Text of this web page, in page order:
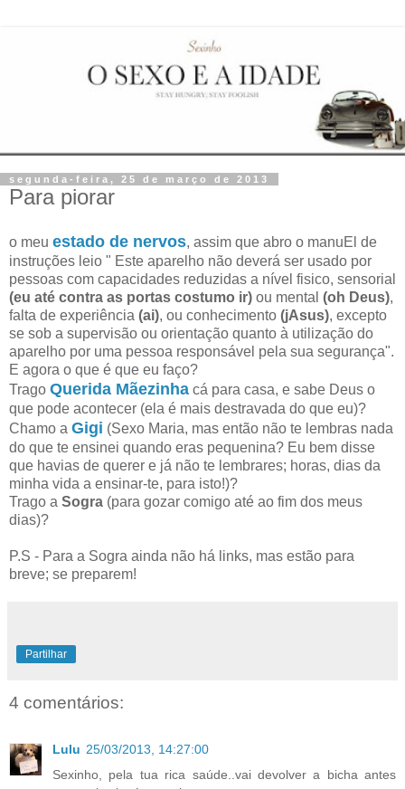
segunda-feira, 25 de março de 2013
Para piorar
o meu estado de nervos, assim que abro o manuEl de
instruções leio " Este aparelho não deverá ser usado por
pessoas com capacidades reduzidas a nível fisico, sensorial
(eu até contra as portas costumo ir) ou mental (oh Deus),
falta de experiência (ai), ou conhecimento (jAsus), excepto
se sob a supervisão ou orientação quanto à utilização do
aparelho por uma pessoa responsável pela sua segurança".
E agora o que é que eu faço?
Trago Querida Mãezinha cá para casa, e sabe Deus o
que pode acontecer (ela é mais destravada do que eu)?
Chamo a Gigi (Sexo Maria, mas então não te lembras nada
do que te ensinei quando eras pequenina? Eu bem disse
que havias de querer e já não te lembrares; horas, dias da
minha vida a ensinar-te, para isto!)?
Trago a Sogra (para gozar comigo até ao fim dos meus
dias)?
P.S - Para a Sogra ainda não há links, mas estão para
breve; se preparem!
Partilhar
4 comentários:
Lulu 25/03/2013, 14:27:00
Sexinho, pela tua rica saúde..vai devolver a bicha antes